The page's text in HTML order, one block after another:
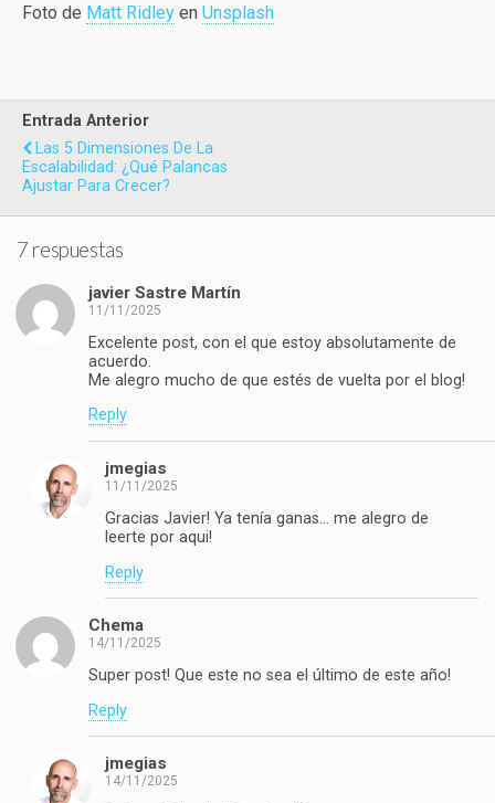
Foto de Matt Ridley en Unsplash
Entrada Anterior
Las 5 Dimensiones De La
Escalabilidad: ¿qué Palancas
Ajustar Para Crecer?
7 respuestas
javier Sastre Martín
11/11/2025
Excelente post, con el que estoy absolutamente de
acuerdo.
Me alegro mucho de que estés de vuelta por el blog!
Reply
jmegias
11/11/2025
Gracias Javier! Ya tenía ganas… me alegro de
leerte por aqui!
Reply
Chema
14/11/2025
Super post! Que este no sea el último de este año!
Reply
jmegias
14/11/2025